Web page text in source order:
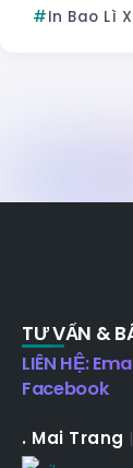
In Bao Lì
TƯ VẤN &
LIÊN HỆ:
Facebook
. Mai Trang